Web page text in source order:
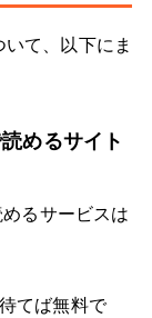
て、以下にま
めるサイト
るサービスは
てば無料で